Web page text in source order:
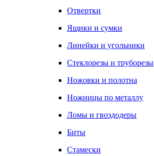
Отвертки
Ящики и сумки
Линейки и угольники
Стеклорезы и труборезы
Ножовки и полотна
Ножницы по металлу
Ломы и гвоздодеры
Биты
Стамески